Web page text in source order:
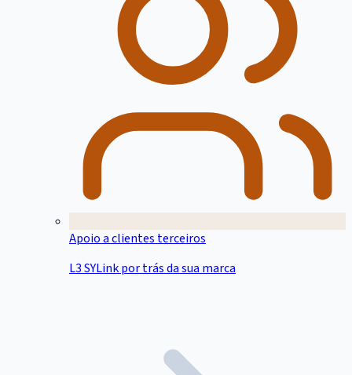
Apoio a clientes terceiros
L3 SYLink por trás da sua marca